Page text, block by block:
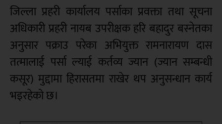
जिल्ला प्रहरी कार्यालय पर्साका प्रवक्ता तथा सूचना
अधिकारी प्रहरी नायब उपरीक्षक हरि बहादुर बस्नेतका
अनुसार पक्राउ परेका अभियुक्त रामनारायण दास
तत्मालाई पर्सा ल्याई कर्तव्य ज्यान (ज्यान सम्बन्धी
कसूर) मुद्दामा हिरासतमा राखेर थप अनुसन्धान कार्य
भइरहेको छ।